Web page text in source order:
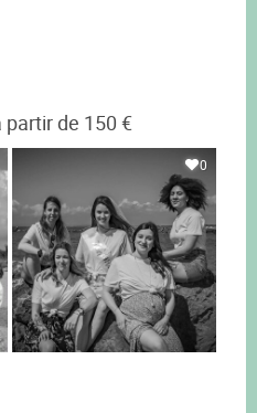
partir de 150 €
0